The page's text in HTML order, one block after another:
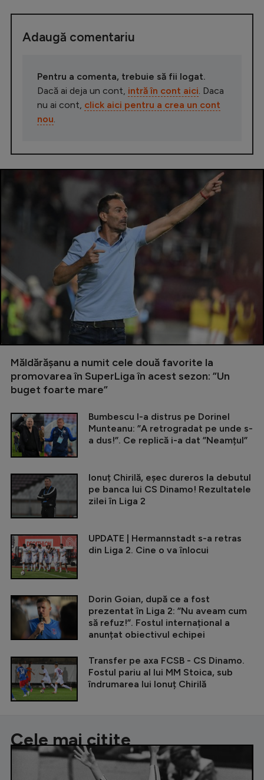
Adaugă comentariu
Pentru a comenta, trebuie să fii logat.
Dacă ai deja un cont, intră în cont aici. Daca
nu ai cont, click aici pentru a crea un cont
nou.
Măldărășanu a numit cele două favorite la
promovarea în SuperLiga în acest sezon: ”Un
buget foarte mare”
Bumbescu l-a distrus pe Dorinel
Munteanu: ”A retrogradat pe unde s-
a dus!”. Ce replică i-a dat ”Neamțul”
Ionuț Chirilă, eșec dureros la debutul
pe banca lui CS Dinamo! Rezultatele
zilei în Liga 2
UPDATE | Hermannstadt s-a retras
din Liga 2. Cine o va înlocui
Dorin Goian, după ce a fost
prezentat în Liga 2: ”Nu aveam cum
să refuz!”. Fostul internațional a
anunțat obiectivul echipei
Transfer pe axa FCSB - CS Dinamo.
Fostul pariu al lui MM Stoica, sub
îndrumarea lui Ionuț Chirilă
Cele mai citite